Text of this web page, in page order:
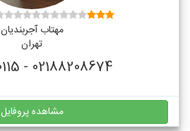
مهتاب آجربندیان
تهران
02188208674 - 09006100115
مشاهده پروفایل